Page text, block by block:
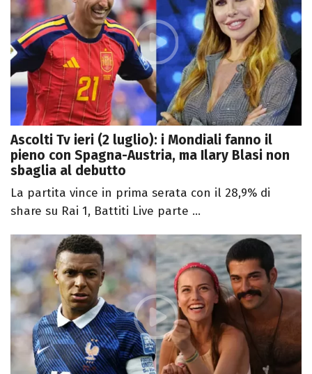
Ascolti Tv ieri (2 luglio): i Mondiali fanno il
pieno con Spagna-Austria, ma Ilary Blasi non
sbaglia al debutto
La partita vince in prima serata con il 28,9% di
share su Rai 1, Battiti Live parte ...